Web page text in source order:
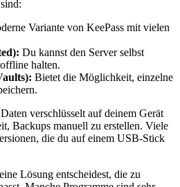
Variante von KeePass mit vielen
Du kannst den Server selbst
halten.
Bietet die Möglichkeit, einzelne
verschlüsselt auf deinem Gerät
Backups manuell zu erstellen. Viele
die du auf einem USB-Stick
Lösung entscheidest, die zu